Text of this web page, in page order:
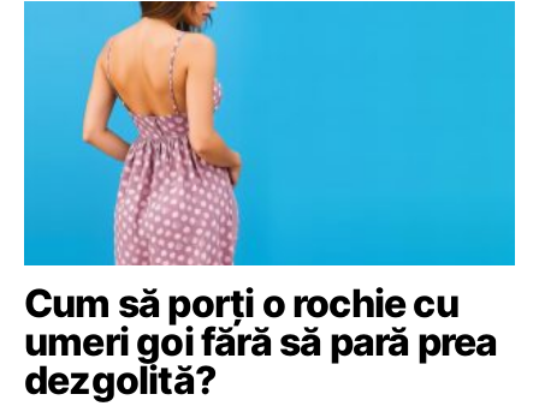
Cum să porți o rochie cu
umeri goi fără să pară prea
dezgolită?